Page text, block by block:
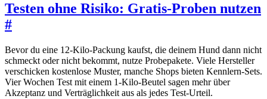
Testen ohne Risiko: Gratis-Proben nutzen
#
Bevor du eine 12-Kilo-Packung kaufst, die deinem Hund dann nicht
schmeckt oder nicht bekommt, nutze Probepakete. Viele Hersteller
verschicken kostenlose Muster, manche Shops bieten Kennlern-Sets.
Vier Wochen Test mit einem 1-Kilo-Beutel sagen mehr über
Akzeptanz und Verträglichkeit aus als jedes Test-Urteil.